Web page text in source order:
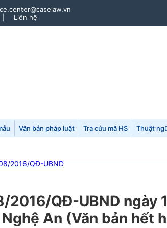
Liên hệ
Văn bản pháp luật Tra cứu mã HS Thuật
2016/QĐ-UBND
2016/QĐ-UBND ngày
An (Văn bản hết